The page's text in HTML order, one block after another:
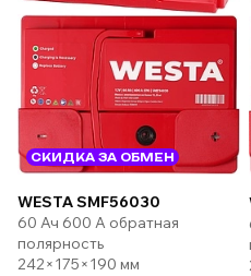
СКИДКА ЗА ОБМЕН
WESTA SMF56030
60 Ач 600 А обратная
полярность
242×175×190 мм